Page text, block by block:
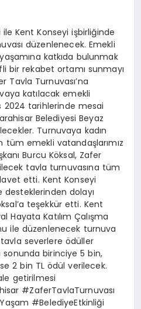
Kent Konseyi işbirliğinde
düzenlenecek. Emekli
katkıda bulunmak
bir rekabet ortamı sunmayı
Tavla Turnuvası’na
katılacak emekli
2024 tarihlerinde mesai
Belediyesi Beyaz
Turnuvaya kadın
tüm emekli vatandaşlarımız
Burcu Köksal, Zafer
tavla turnuvasına tüm
etti. Kent Konseyi
desteklerinden dolayı
teşekkür etti. Kent
Hayata Katılım Çalışma
ile düzenlenecek turnuva
severlere ödüller
birinciye 5 bin,
2 bin TL ödül verilecek.
getirilmesi
#ZaferTavlaTurnuvası
#BelediyeEtkinliği